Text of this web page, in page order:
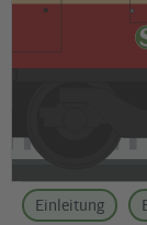
Einleitung